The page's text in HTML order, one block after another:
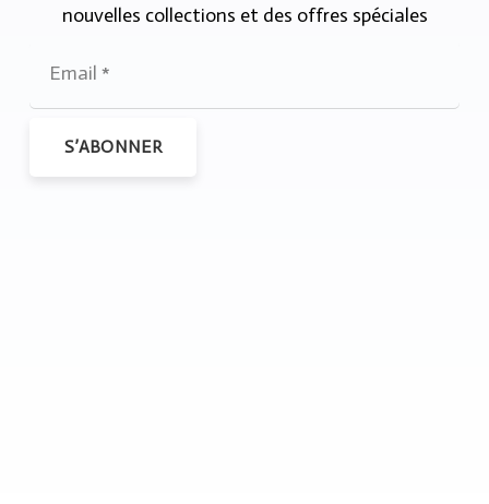
nouvelles collections et des offres spéciales
S’ABONNER